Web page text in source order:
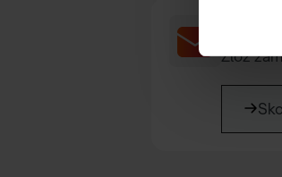
Złóż